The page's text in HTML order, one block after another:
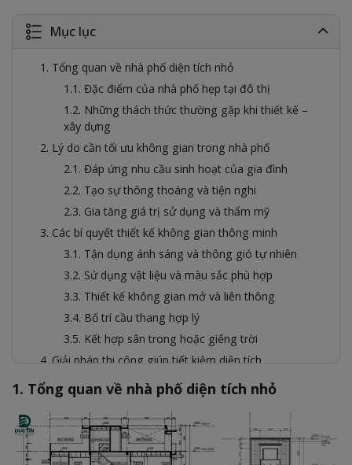
Mục lục
1. Tổng quan về nhà phố diện tích nhỏ
1.1. Đặc điểm của nhà phố hẹp tại đô thị
1.2. Những thách thức thường gặp khi thiết kế –
xây dựng
2. Lý do cần tối ưu không gian trong nhà phố
2.1. Đáp ứng nhu cầu sinh hoạt của gia đình
2.2. Tạo sự thông thoáng và tiện nghi
2.3. Gia tăng giá trị sử dụng và thẩm mỹ
3. Các bí quyết thiết kế không gian thông minh
3.1. Tận dụng ánh sáng và thông gió tự nhiên
3.2. Sử dụng vật liệu và màu sắc phù hợp
3.3. Thiết kế không gian mở và liên thông
3.4. Bố trí cầu thang hợp lý
3.5. Kết hợp sân trong hoặc giếng trời
4. Giải pháp thi công giúp tiết kiệm diện tích
4.1. Ứng dụng kết cấu hiện đại để giảm diện tích
cột – tường
4.2. Tối ưu hệ thống điện nước, đường ống kỹ thuật
4.3. Giải pháp chống nóng – cách âm phù hợp với
1. Tổng quan về nhà phố diện tích nhỏ